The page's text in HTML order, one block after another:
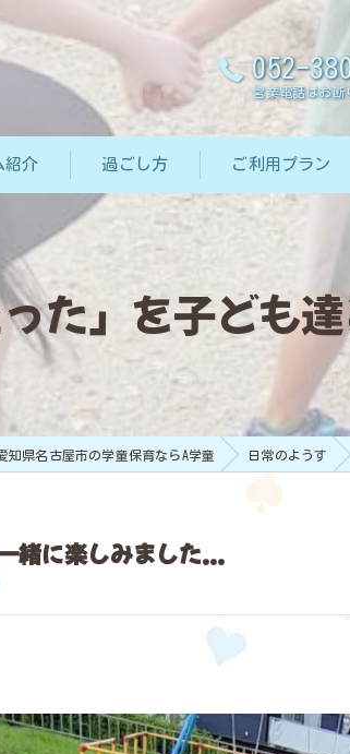
052-
営業電話はお断
紹介 過ごし方 ご利用プラン
た」を子ども
知県名古屋市の学童保育ならA学童 日常のようす
緒に楽しみました...